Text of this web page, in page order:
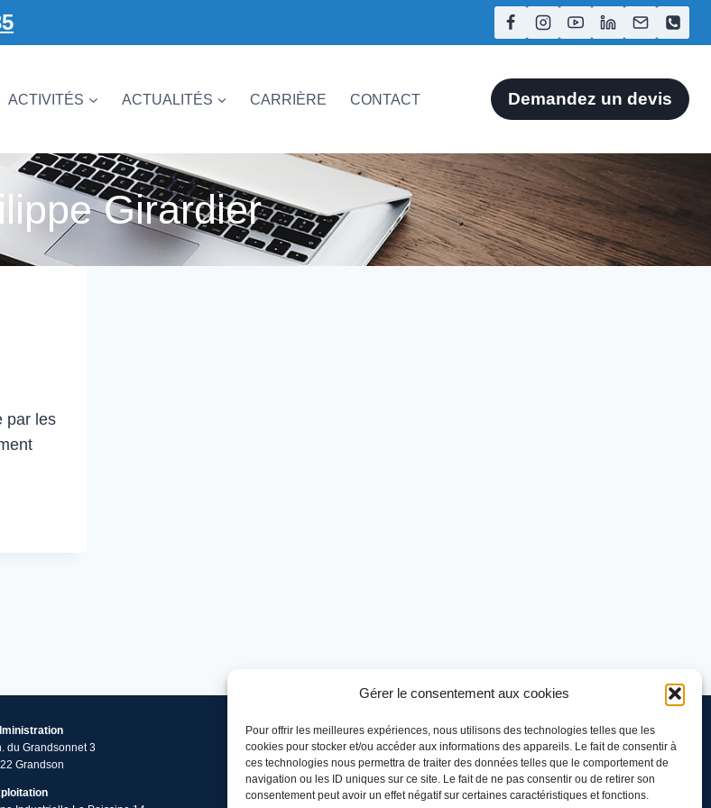
Gérer le consentement aux cookies
Pour offrir les meilleures expériences, nous utilisons des technologies telles que les
cookies pour stocker et/ou accéder aux informations des appareils. Le fait de consentir à
ces technologies nous permettra de traiter des données telles que le comportement de
navigation ou les ID uniques sur ce site. Le fait de ne pas consentir ou de retirer son
consentement peut avoir un effet négatif sur certaines caractéristiques et fonctions.
ACTIVITÉS ACTUALITÉS CARRIÈRE CONTACT Demandez un devis
Girardier
par les
du Grandsonnet 3
Grandson